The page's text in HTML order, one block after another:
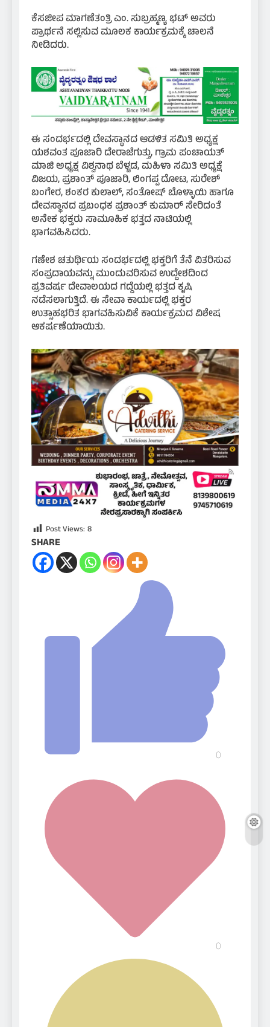
ಕೆಸಜೀಪ ಮಾಗಣೆತಂತ್ರಿ ಎಂ. ಸುಬ್ರಹ್ಮಣ್ಯ ಭಟ್ ಅವರು
ಪ್ರಾರ್ಥನೆ ಸಲ್ಲಿಸುವ ಮೂಲಕ ಕಾರ್ಯಕ್ರಮಕ್ಕೆ ಚಾಲನೆ
ನೀಡಿದರು.
ಈ ಸಂದರ್ಭದಲ್ಲಿ ದೇವಸ್ಥಾನದ ಆಡಳಿತ ಸಮಿತಿ ಅಧ್ಯಕ್ಷ
ಯಶವಂತ ಪೂಜಾರಿ ದೇರಾಜೆಗುತ್ತು, ಗ್ರಾಮ ಪಂಚಾಯತ್
ಮಾಜಿ ಅಧ್ಯಕ್ಷ ವಿಶ್ವನಾಥ ಬೆಳ್ಚಡ, ಮಹಿಳಾ ಸಮಿತಿ ಅಧ್ಯಕ್ಷೆ
ವಿಜಯ, ಪ್ರಶಾಂತ್ ಪೂಜಾರಿ, ಲಿಂಗಪ್ಪ ದೋಟ, ಸುರೇಶ್
ಬಂಗೇರ, ಶಂಕರ ಕುಲಾಲ್, ಸಂತೋಷ್ ಬೊಳ್ಳಾಯಿ ಹಾಗೂ
ದೇವಸ್ಥಾನದ ಪ್ರಬಂಧಕ ಪ್ರಶಾಂತ್ ಕುಮಾರ್ ಸೇರಿದಂತೆ
ಅನೇಕ ಭಕ್ತರು ಸಾಮೂಹಿಕ ಭತ್ತದ ನಾಟಿಯಲ್ಲಿ
ಭಾಗವಹಿಸಿದರು.
ಗಣೇಶ ಚತುರ್ಥಿಯ ಸಂದರ್ಭದಲ್ಲಿ ಭಕ್ತರಿಗೆ ತೆನೆ ವಿತರಿಸುವ
ಸಂಪ್ರದಾಯವನ್ನು ಮುಂದುವರಿಸುವ ಉದ್ದೇಶದಿಂದ
ಪ್ರತಿವರ್ಷ ದೇವಾಲಯದ ಗದ್ದೆಯಲ್ಲಿ ಭತ್ತದ ಕೃಷಿ
ನಡೆಸಲಾಗುತ್ತಿದೆ. ಈ ಸೇವಾ ಕಾರ್ಯದಲ್ಲಿ ಭಕ್ತರ
ಉತ್ಸಾಹಭರಿತ ಭಾಗವಹಿಸುವಿಕೆ ಕಾರ್ಯಕ್ರಮದ ವಿಶೇಷ
ಆಕರ್ಷಣೆಯಾಯಿತು.
Post Views: 8
SHARE